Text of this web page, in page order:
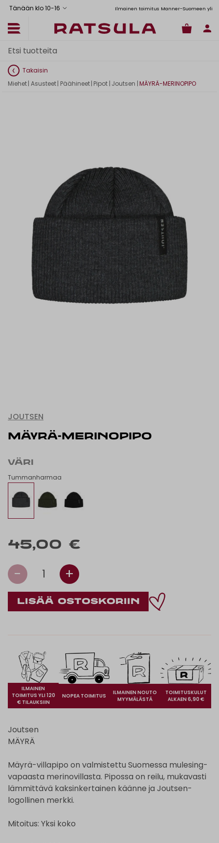
Tänään klo 10-16
Toimituskulut alk. 6,90€ Ilmainen toimitus Manner-Suomeen yli
Takaisin
Miehet| Asusteet| Päähineet | Pipot | Joutsen |MÄYRÄ-MERINOPIPO
JOUTSEN
MÄYRÄ-MERINOPIPO
VÄRI
Tummanharmaa
45,00 €
- 1 +
ILMAINEN
TOIMITUS YLI 120
€ TILAUKSIIN
NOPEA TOIMITUS
ILMAINEN NOUTO
MYYMÄLÄSTÄ
TOIMITUSKULUT
ALKAEN 6,90 €
Joutsen
MÄYRÄ
Mäyrä-villapipo on valmistettu Suomessa mulesing-
vapaasta merinovillasta. Pipossa on reilu, mukavasti
lämmittävä kaksinkertainen käänne ja Joutsen-
logollinen merkki.
Mitoitus: Yksi koko